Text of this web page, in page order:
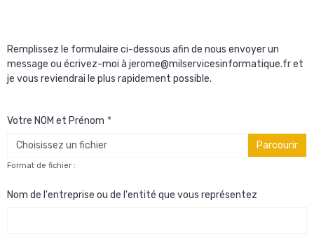
Remplissez le formulaire ci-dessous afin de nous envoyer un
message ou écrivez-moi à jerome@milservicesinformatique.fr et
je vous reviendrai le plus rapidement possible.
Votre NOM et Prénom
Choisissez un fichier
Format de fichier :
Nom de l'entreprise ou de l'entité que vous représentez